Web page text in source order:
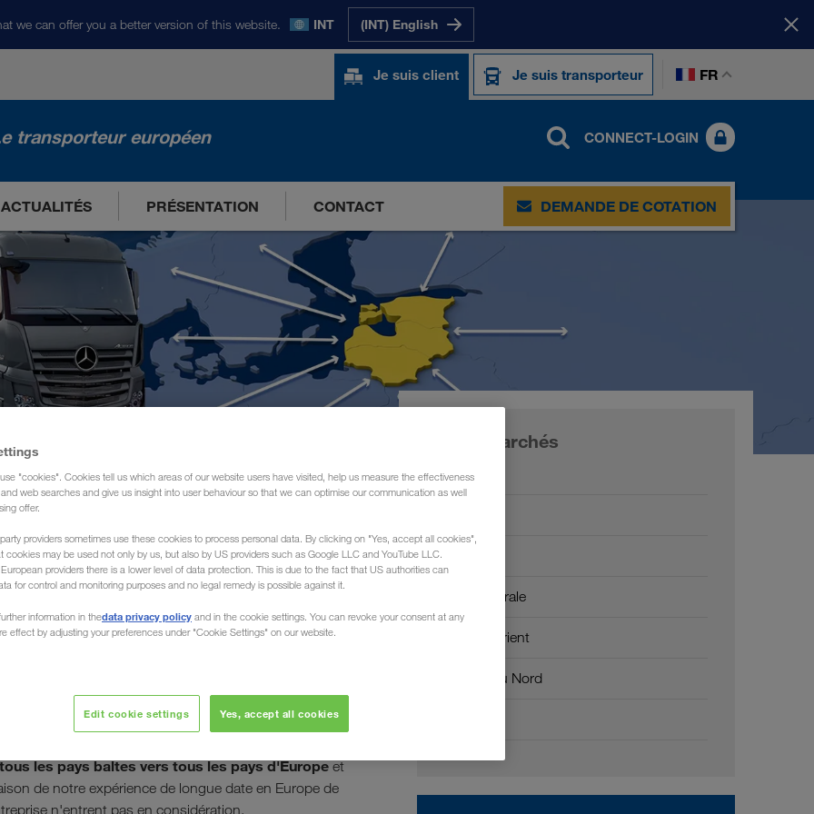
we can offer you a better version of this website. INT (INT) English
Je suis client Je suis transporteur FR
transporteur européen CONNECT-LOGIN
ACTUALITÉS PRÉSENTATION CONTACT DEMANDE DE COTATION
/ vers les Pays
et déchargeons vos marchandises partout en
le transporteur européen, organise
les pays baltes vers tous les pays d'Europeet
de notre expérience de longue date en Europe de
n'entrent pas en considération.
Nos marchés
Europe
Asie Centrale
Moyen-Orient
Afrique du Nord
"cookies". Cookies tell us which areas of our website users have visited, help us measure the effectiveness
web searches and give us insight into user behaviour so that we can optimise our communication as well
offer.
providers sometimes use these cookies to process personal data. By clicking on "Yes, accept all cookies",
cookies may be used not only by us, but also by US providers such as Google LLC and YouTube LLC.
providers there is a lower level of data protection. This is due to the fact that US authorities can
for control and monitoring purposes and no legal remedy is possible against it.
information in thedata privacy policy and in the cookie settings. You can revoke your consent at any
effect by adjusting your preferences under "Cookie Settings" on our website.
Edit cookie settings Yes, accept all cookies